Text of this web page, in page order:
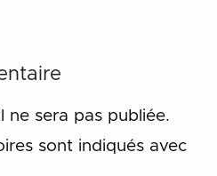
ne sera pas publiée.
sont indiqués avec